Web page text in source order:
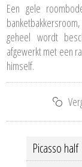
Een gele
geheel wordt
afgewerkt met een
himself.
Picasso half